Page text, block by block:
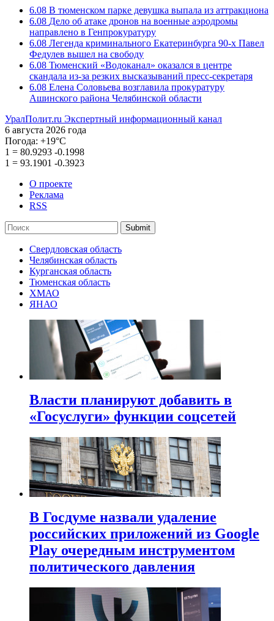
6.08 В тюменском парке девушка выпала из аттракциона
6.08 Дело об атаке дронов на военные аэродромы
направлено в Генпрокуратуру
6.08 Легенда криминального Екатеринбурга 90-х Павел
Федулев вышел на свободу
6.08 Тюменский «Водоканал» оказался в центре
скандала из-за резких высказываний пресс-секретаря
6.08 Елена Соловьева возглавила прокуратуру
Ашинского района Челябинской области
УралПолит.ru Экспертный информационный канал
6 августа 2026 года
Погода: +19°С
1 = 80.9293 -0.1998
1 = 93.1901 -0.3923
О проекте
Реклама
RSS
Submit
Свердловская область
Челябинская область
Курганская область
Тюменская область
ХМАО
ЯНАО
Власти планируют добавить в
«Госуслуги» функции соцсетей
В Госдуме назвали удаление
российских приложений из Google
Play очередным инструментом
политического давления